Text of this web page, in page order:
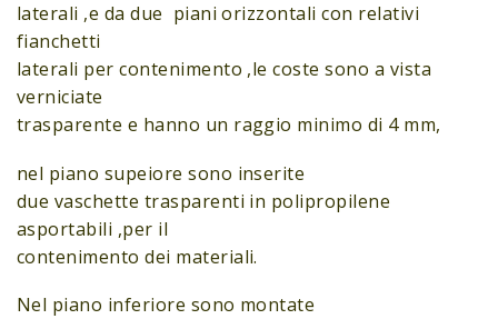
laterali ,e da due piani orizzontali con relativi
fianchetti
laterali per contenimento ,le coste sono a vista
verniciate
trasparente e hanno un raggio minimo di 4 mm,
nel piano supeiore sono inserite
due vaschette trasparenti in polipropilene
asportabili ,per il
contenimento dei materiali.
Nel piano inferiore sono montate